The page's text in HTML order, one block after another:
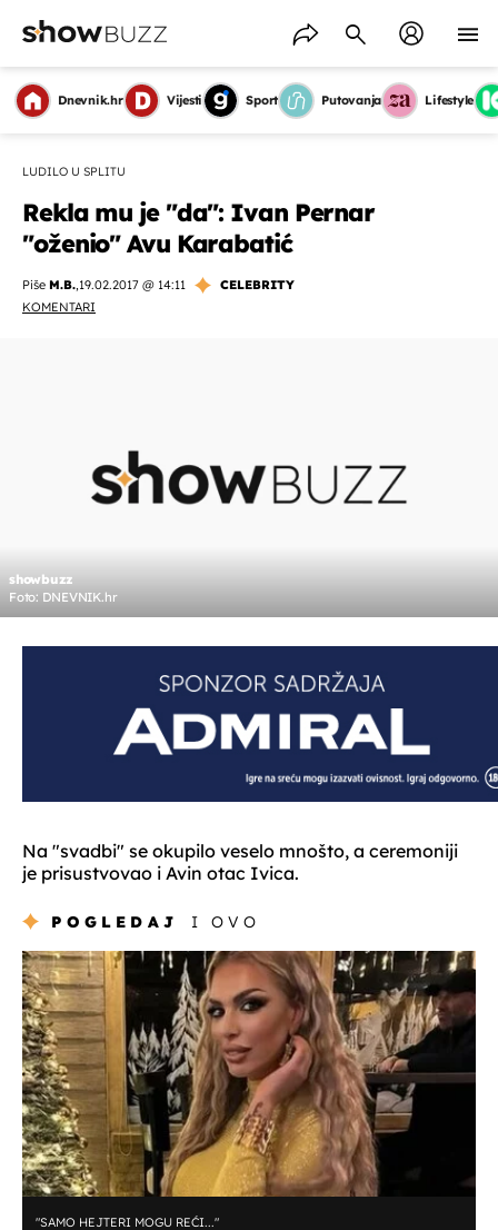
Dnevnik.hr Vijesti Sport Putovanja Lifestyle
LUDILO U SPLITU
Rekla mu je "da": Ivan Pernar
"oženio" Avu Karabatić
Piše M.B.,19.02.2017 @ 14:11
CELEBRITY
KOMENTARI
showbuzz
Foto: DNEVNIK.hr
Na "svadbi" se okupilo veselo mnošto, a ceremoniji
je prisustvovao i Avin otac Ivica.
POGLEDAJ I OVO
"SAMO HEJTERI MOGU REĆI..."